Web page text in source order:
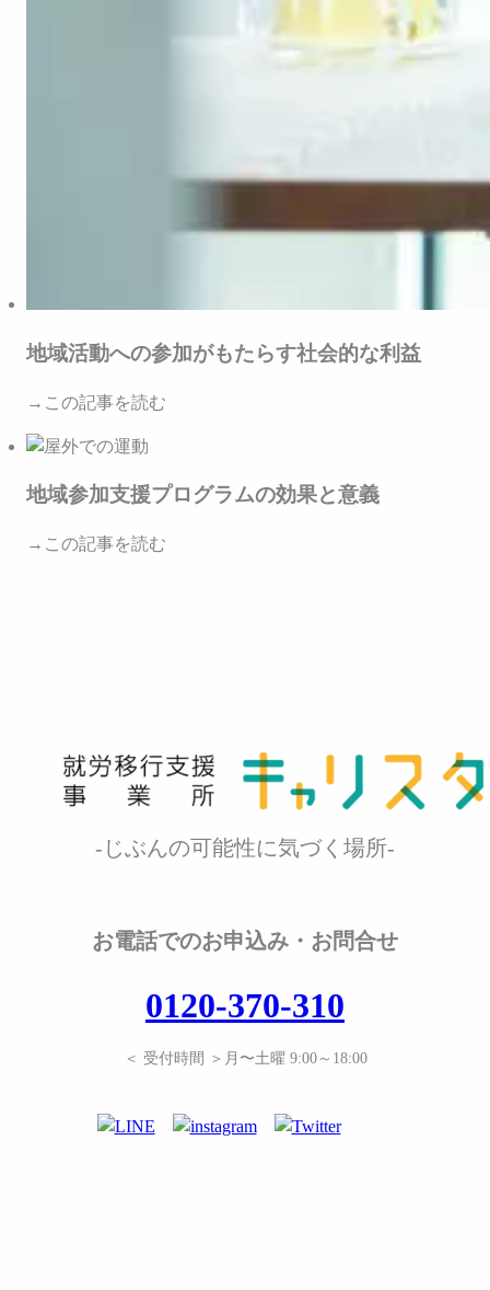
地域活動への参加がもたらす社会的な利益
→この記事を読む
地域参加支援プログラムの効果と意義
→この記事を読む
-じぶんの可能性に気づく場所-
お電話でのお申込み・お問合せ
0120-370-310
＜ 受付時間 ＞月〜土曜 9:00～18:00